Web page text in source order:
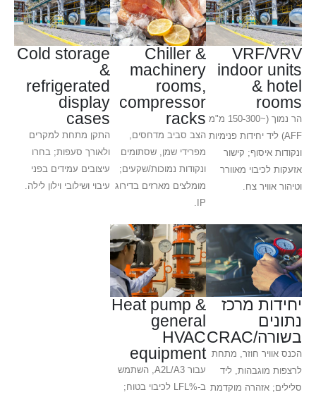
VRF/VRV
indoor units
& hotel
rooms
הר נמוך (~150-300 מ"מ
AFF) ליד יחידות פנימיות
ונקודות איסוף; קישור
אזעקות לכיבוי מאוורר
וטיהור אוויר צח.
Chiller &
machinery
rooms,
compressor
racks
הצב סביב מדחסים,
מפרידי שמן, שסתומים
ונקודות נמוכות/שקעים;
מומלצים מארזים בדירוג
IP.
Cold storage
&
refrigerated
display
cases
התקן מתחת למקרים
ולאורך סעפות; בחרו
עיצובים עמידים בפני
עיבוי ושילובי וילון לילה.
יחידות מרכז
נתונים
בשורה/CRAC
הכנס אוויר חוזר, מתחת
לרצפות מוגבהות, ליד
סלילים; אזהרה מוקדמת
Heat pump &
general
HVAC
equipment
עבור A2L/A3, השתמש
ב-%LFL לכיבוי בטוח;